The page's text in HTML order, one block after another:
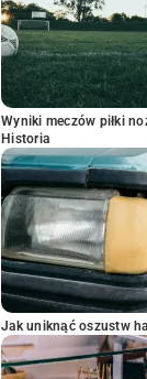
Wyniki meczów piłki
Historia
Jak uniknąć oszustw